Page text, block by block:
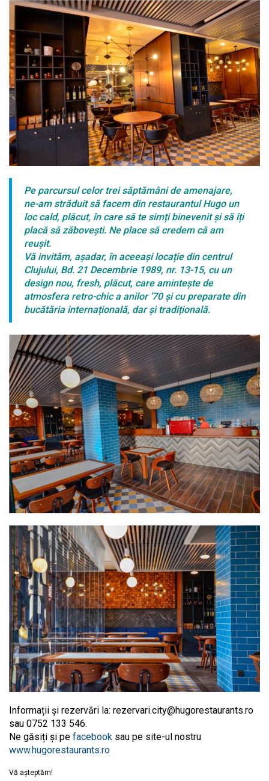
Pe parcursul celor trei săptămâni de amenajare,
ne-am străduit să facem din restaurantul Hugo un
loc cald, plăcut, în care să te simți binevenit și să îți
placă să zăbovești. Ne place să credem că am
reușit.
Vă invităm, așadar, în aceeași locație din centrul
Clujului, Bd. 21 Decembrie 1989, nr. 13-15, cu un
design nou, fresh, plăcut, care amintește de
atmosfera retro-chic a anilor ’70 și cu preparate din
bucătăria internațională, dar și tradițională.
Informații și rezervări la: rezervari.city@hugorestaurants.ro
sau 0752 133 546.
Ne găsiți și pe facebook sau pe site-ul nostru
www.hugorestaurants.ro
Vă așteptăm!